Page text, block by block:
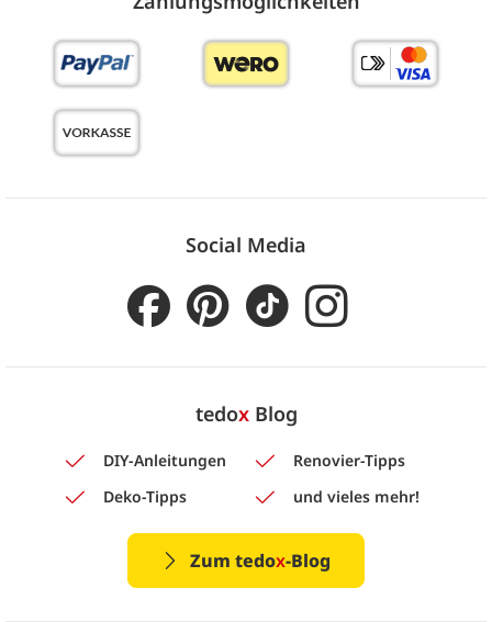
Social Media
tedoxBlog
DIY-Anleitungen
Renovier-Tipps
Deko-Tipps
und vieles mehr!
Zum tedox-Blog